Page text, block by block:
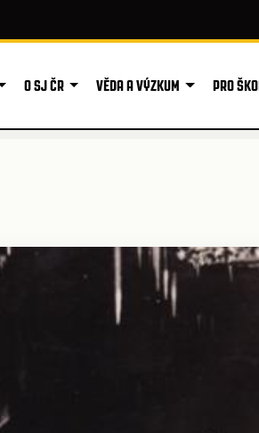
O SJ ČR VĚDA A VÝZKUM PRO